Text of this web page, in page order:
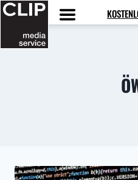
Zum
Inhalt
springen